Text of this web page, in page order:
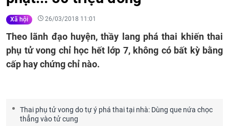
Xã hội 26/03/2018 11:01
Theo lãnh đạo huyện, thầy lang phá thai khiến thai
phụ tử vong chỉ học hết lớp 7, không có bất kỳ bằng
cấp hay chứng chỉ nào.
Thai phụ tử vong do tự ý phá thai tại nhà: Dùng que nứa chọc
thẳng vào tử cung